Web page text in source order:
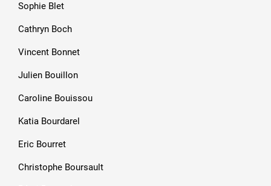
Sophie Blet
Cathryn Boch
Vincent Bonnet
Julien Bouillon
Caroline Bouissou
Katia Bourdarel
Eric Bourret
Christophe Boursault